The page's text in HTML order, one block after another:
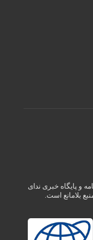
و پایگاه خبری ندای
بلامانع است.